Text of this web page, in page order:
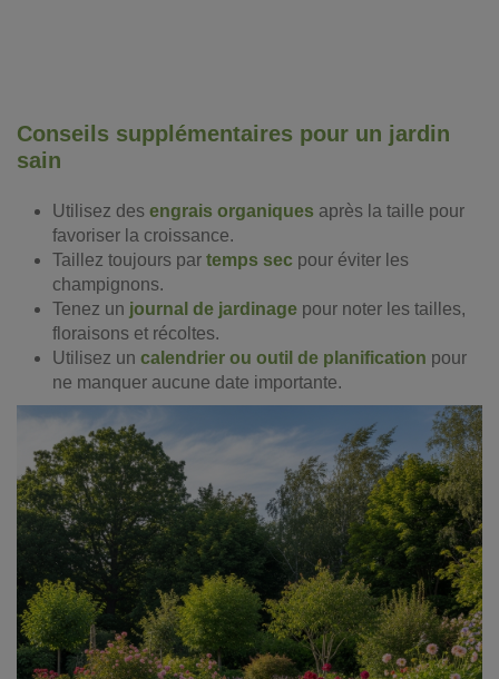
Conseils supplémentaires pour un jardin
sain
Utilisez des engrais organiques après la taille pour
favoriser la croissance.
Taillez toujours par temps sec pour éviter les
champignons.
Tenez un journal de jardinage pour noter les tailles,
floraisons et récoltes.
Utilisez un calendrier ou outil de planification pour
ne manquer aucune date importante.